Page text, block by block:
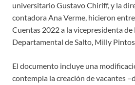
universitario Gustavo Chiriff, y la
contadora Ana Verme, hicieron
Cuentas 2022 a la vicepresidenta de
Departamental de Salto, Milly
El documento incluye una
contempla la creación de vacantes